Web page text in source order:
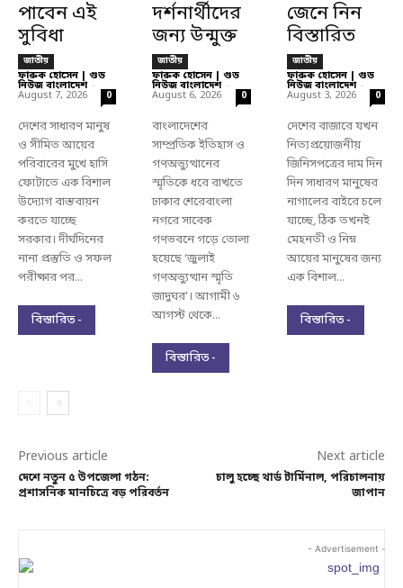
পাবেন এই
সুবিধা
জাতীয়
ফারুক হোসেন | গুড
নিউজ বাংলাদেশ -
August 7, 2026 0
দেশের সাধারণ মানুষ
ও সীমিত আয়ের
পরিবারের মুখে হাসি
ফোটাতে এক বিশাল
উদ্যোগ বাস্তবায়ন
করতে যাচ্ছে
সরকার। দীর্ঘদিনের
নানা প্রস্তুতি ও সফল
পরীক্ষার পর...
বিস্তারিত -
দর্শনার্থীদের
জন্য উন্মুক্ত
জাতীয়
ফারুক হোসেন | গুড
নিউজ বাংলাদেশ -
August 6, 2026 0
বাংলাদেশের
সাম্প্রতিক ইতিহাস ও
গণঅভ্যুত্থানের
স্মৃতিকে ধরে রাখতে
ঢাকার শেরেবাংলা
নগরে সাবেক
গণভবনে গড়ে তোলা
হয়েছে ‘জুলাই
গণঅভ্যুত্থান স্মৃতি
জাদুঘর’। আগামী ৬
আগস্ট থেকে...
বিস্তারিত -
জেনে নিন
বিস্তারিত
জাতীয়
ফারুক হোসেন | গুড
নিউজ বাংলাদেশ -
August 3, 2026 0
দেশের বাজারে যখন
নিত্যপ্রয়োজনীয়
জিনিসপত্রের দাম দিন
দিন সাধারণ মানুষের
নাগালের বাইরে চলে
যাচ্ছে, ঠিক তখনই
মেহনতী ও নিম্ন
আয়ের মানুষের জন্য
এক বিশাল...
বিস্তারিত -
Previous article
দেশে নতুন ৫ উপজেলা গঠন:
প্রশাসনিক মানচিত্রে বড় পরিবর্তন
Next article
চালু হচ্ছে থার্ড টার্মিনাল, পরিচালনায়
জাপান
- Advertisement -